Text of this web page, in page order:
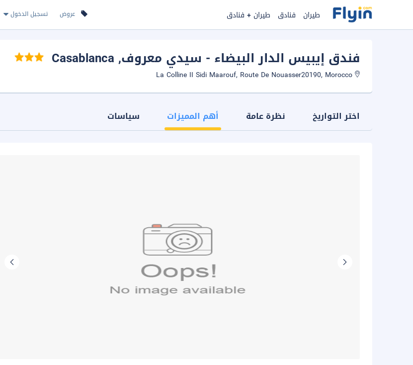
عروض تسجيل الدخول طيران فنادق طيران + فنادق
فندق إيبيس الدار البيضاء - سيدي معروف, Casablanca
اختر التواريخ نظرة عامة أهم المميزات سياسات